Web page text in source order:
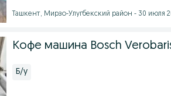
Ташкент, Мирзо-Улугбекский район - 30 июля
Кофе машина Bosch
Б/у